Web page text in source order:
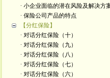
· 小企业面临的潜在风险及解决方
· 保险公司产品的特点
【分红保险】
· 对话分红保险（十）
· 对话分红保险（九）
· 对话分红保险（八）
· 对话分红保险（七）
· 对话分红保险（六）